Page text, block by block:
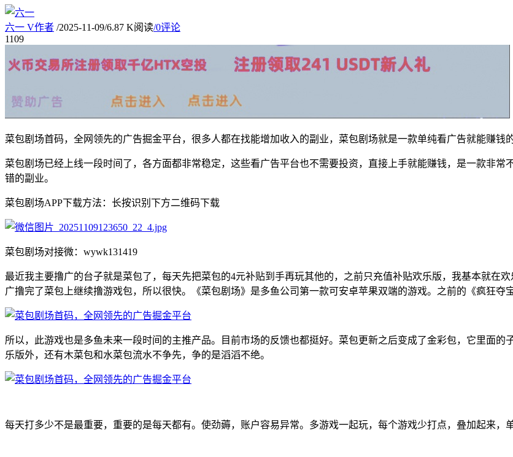
六一 V作者 /2025-11-09/6.87 K阅读/0评论
1109
菜包剧场首码，全网领先的广告掘金平台，很多人都在找能增加收入的副业，菜包剧场就是一款单纯看广告就能赚钱
菜包剧场已经上线一段时间了，各方面都非常稳定，这些看广告平台也不需要投资，直接上手就能赚钱，是一款非
错的副业。
菜包剧场APP下载方法：长按识别下方二维码下载
菜包剧场对接微：wywk131419
最近我主要撸广的台子就是菜包了，每天先把菜包的4元补贴到手再玩其他的，之前只充值补贴欢乐版，我基本就在
广撸完了菜包上继续撸游戏包，所以很快。《菜包剧场》是多鱼公司第一款可安卓苹果双端的游戏。之前的《疯狂夺
所以，此游戏也是多鱼未来一段时间的主推产品。目前市场的反馈也都挺好。菜包更新之后变成了金彩包，它里面
乐版外，还有木菜包和水菜包流水不争先，争的是滔滔不绝。
每天打多少不是最重要，重要的是每天都有。使劲薅，账户容易异常。多游戏一起玩，每个游戏少打点，叠加起来，